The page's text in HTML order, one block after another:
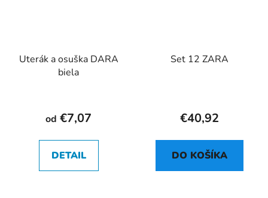
Uterák a osuška DARA
biela
od €7,07
DETAIL
Set 12 ZARA
€40,92
DO KOŠÍKA